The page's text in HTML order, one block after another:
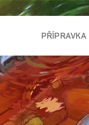
PŘÍPRAVKA